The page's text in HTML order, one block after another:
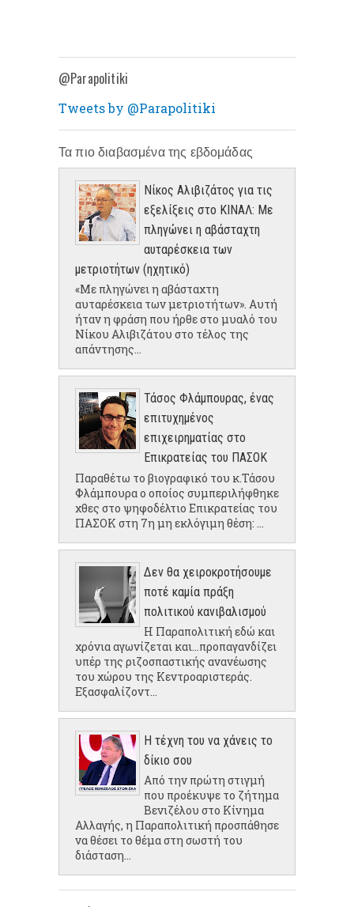
@Parapolitiki
Tweets by @Parapolitiki
Τα πιο διαβασμένα της εβδομάδας
Νίκος Αλιβιζάτος για τις
εξελίξεις στο ΚΙΝΑΛ: Με
πληγώνει η αβάσταχτη
αυταρέσκεια των
μετριοτήτων (ηχητικό)
«Με πληγώνει η αβάσταχτη
αυταρέσκεια των μετριοτήτων». Αυτή
ήταν η φράση που ήρθε στο μυαλό του
Νίκου Αλιβιζάτου στο τέλος της
απάντησης...
Τάσος Φλάμπουρας, ένας
επιτυχημένος
επιχειρηματίας στο
Επικρατείας του ΠΑΣΟΚ
Παραθέτω το βιογραφικό του κ.Τάσου
Φλάμπουρα ο οποίος συμπεριλήφθηκε
χθες στο ψηφοδέλτιο Επικρατείας του
ΠΑΣΟΚ στη 7η μη εκλόγιμη θέση: ...
Δεν θα χειροκροτήσουμε
ποτέ καμία πράξη
πολιτικού κανιβαλισμού
Η Παραπολιτική εδώ και
χρόνια αγωνίζεται και...προπαγανδίζει
υπέρ της ριζοσπαστικής ανανέωσης
του χώρου της Κεντροαριστεράς.
Εξασφαλίζοντ...
Η τέχνη του να χάνεις το
δίκιο σου
Από την πρώτη στιγμή
που προέκυψε το ζήτημα
Βενιζέλου στο Κίνημα
Αλλαγής, η Παραπολιτική προσπάθησε
να θέσει το θέμα στη σωστή του
διάσταση...